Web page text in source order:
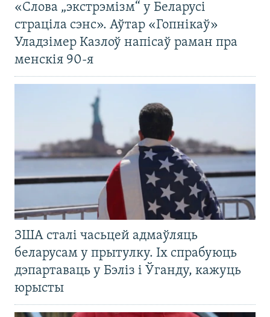
«Слова „экстрэмізм“ у Беларусі
страціла сэнс». Аўтар «Гопнікаў»
Уладзімер Казлоў напісаў раман пра
менскія 90-я
ЗША сталі часьцей адмаўляць
беларусам у прытулку. Іх спрабуюць
дэпартаваць у Бэліз і Ўганду, кажуць
юрысты